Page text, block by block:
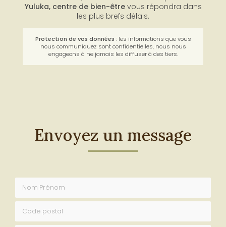
Yuluka, centre de bien-êtrevous répondra dans
les plus brefs délais.
Protection de vos données : les informations que vous
nous communiquez sont confidentielles, nous nous
engageons à ne jamais les diffuser à des tiers.
Envoyez un message
Nom Prénom